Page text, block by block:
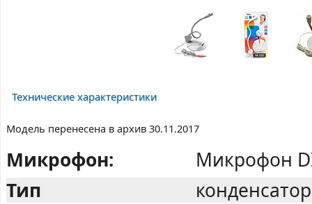
Технические характеристики
Модель перенесена в архив 30.11.2017
Микрофон:
Микрофон
Тип